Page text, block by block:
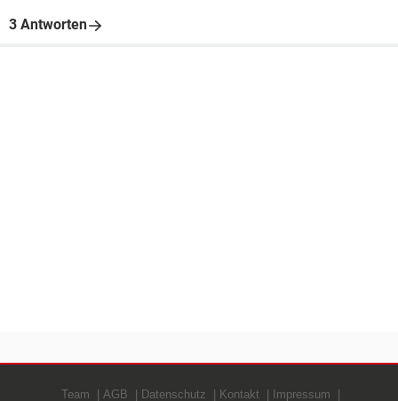
3 Antworten
Team AGB Datenschutz Kontakt Impressum